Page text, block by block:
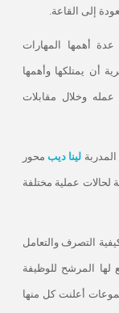
إلى القاعة.
أهمها المهارات
أن يمتلكها وأهمها
وخلال مقابلات
لينا ديبمحور
لحالات عملية مختلفة
التصرف والتعامل
لها المرشح للوظيفة
ومن ثم تم توزيع المتدربين إلى 3 مجموعات أعلنت كل منها